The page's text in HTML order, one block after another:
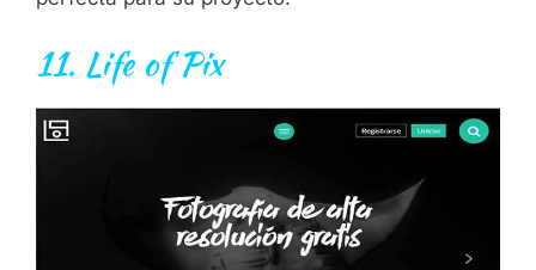
11. Life of Pix